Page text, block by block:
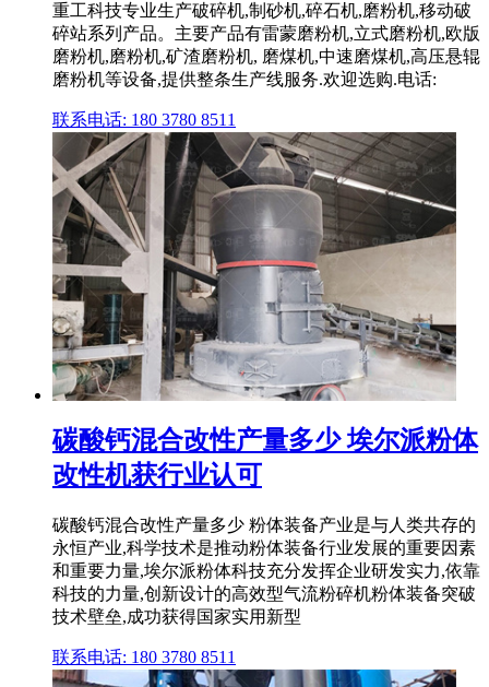
重工科技专业生产破碎机,制砂机,碎石机,磨粉机,移动破
碎站系列产品。主要产品有雷蒙磨粉机,立式磨粉机,欧版
磨粉机,磨粉机,矿渣磨粉机, 磨煤机,中速磨煤机,高压悬辊
磨粉机等设备,提供整条生产线服务.欢迎选购.电话:
联系电话: 180 3780 8511
碳酸钙混合改性产量多少 埃尔派粉体
改性机获行业认可
碳酸钙混合改性产量多少 粉体装备产业是与人类共存的
永恒产业,科学技术是推动粉体装备行业发展的重要因素
和重要力量,埃尔派粉体科技充分发挥企业研发实力,依靠
科技的力量,创新设计的高效型气流粉碎机粉体装备突破
技术壁垒,成功获得国家实用新型
联系电话: 180 3780 8511